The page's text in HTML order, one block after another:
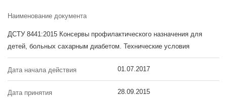
Наименование документа
ДСТУ 8441:2015 Консервы профилактического назначения для
детей, больных сахарным диабетом. Технические условия
Дата начала действия 01.07.2017
Дата принятия 28.09.2015